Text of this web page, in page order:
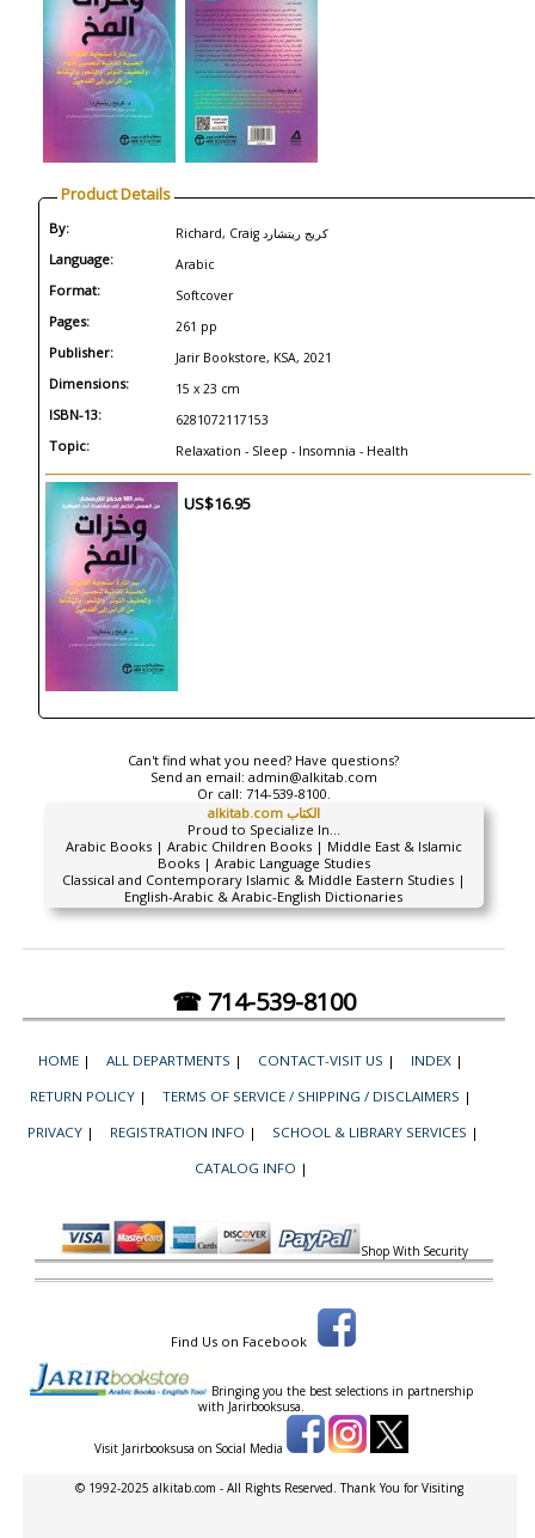
Product Details
By: Richard, Craig ‎كريج ريتشارد
Language: Arabic
Format: Softcover
Pages: 261 pp
Publisher: Jarir Bookstore, KSA, 2021
Dimensions: 15 x 23 cm
ISBN-13: 6281072117153
Topic: Relaxation - Sleep - Insomnia - Health
US$16.95
Can't find what you need? Have questions?
Send an email: admin@alkitab.com
Or call: 714-539-8100.
alkitab.com الكتاب
Proud to Specialize In...
Arabic Books | Arabic Children Books | Middle East & Islamic
Books | Arabic Language Studies
Classical and Contemporary Islamic & Middle Eastern Studies |
English-Arabic & Arabic-English Dictionaries
☎ 714-539-8100
HOME | ALL DEPARTMENTS | CONTACT-VISIT US | INDEX |
RETURN POLICY | TERMS OF SERVICE / SHIPPING / DISCLAIMERS |
PRIVACY | REGISTRATION INFO | SCHOOL & LIBRARY SERVICES |
CATALOG INFO |
Shop With Security
Find Us on Facebook
Bringing you the best selections in partnership
with Jarirbooksusa.
Visit Jarirbooksusa on Social Media
© 1992-2025 alkitab.com - All Rights Reserved. Thank You for Visiting